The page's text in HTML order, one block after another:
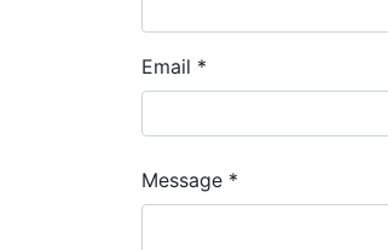
Email *
Message *